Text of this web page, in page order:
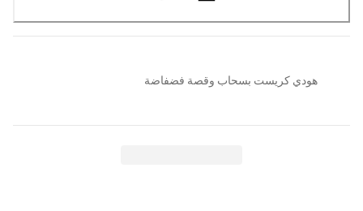
هودي كريست بسحاب وقصة فضفاضة